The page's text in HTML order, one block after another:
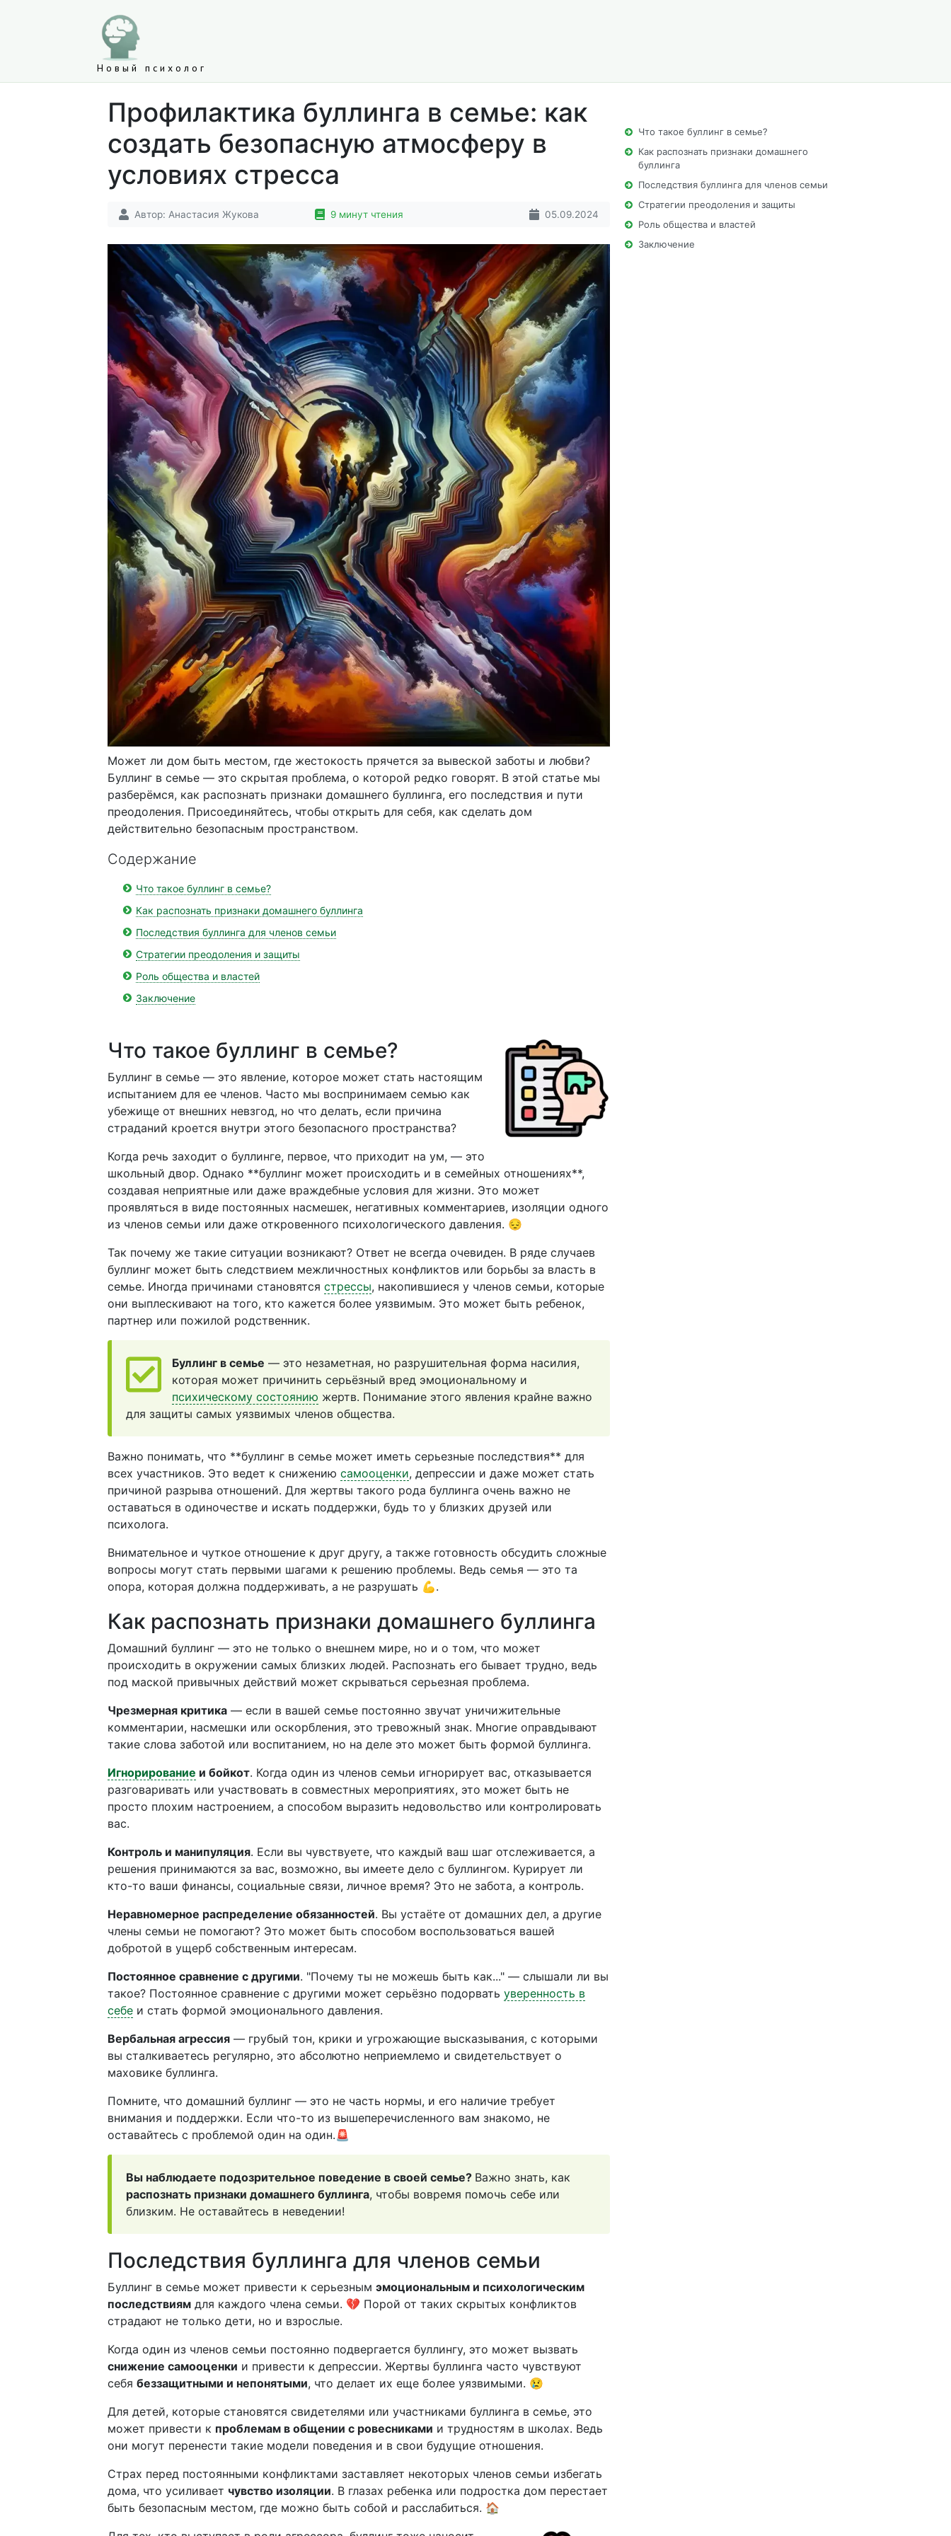
Новый психолог
Профилактика буллинга в семье: как
создать безопасную атмосферу в
условиях стресса
Автор: Анастасия Жукова 9 минут чтения 05.09.2024
Может ли дом быть местом, где жестокость прячется за вывеской заботы и любви?
Буллинг в семье — это скрытая проблема, о которой редко говорят. В этой статье мы
разберёмся, как распознать признаки домашнего буллинга, его последствия и пути
преодоления. Присоединяйтесь, чтобы открыть для себя, как сделать дом
действительно безопасным пространством.
Содержание
Что такое буллинг в семье?
Как распознать признаки домашнего буллинга
Последствия буллинга для членов семьи
Стратегии преодоления и защиты
Роль общества и властей
Заключение
Что такое буллинг в семье?
Буллинг в семье — это явление, которое может стать настоящим
испытанием для ее членов. Часто мы воспринимаем семью как
убежище от внешних невзгод, но что делать, если причина
страданий кроется внутри этого безопасного пространства?
Когда речь заходит о буллинге, первое, что приходит на ум, — это
школьный двор. Однако **буллинг может происходить и в семейных отношениях**,
создавая неприятные или даже враждебные условия для жизни. Это может
проявляться в виде постоянных насмешек, негативных комментариев, изоляции одного
из членов семьи или даже откровенного психологического давления. 😔
Так почему же такие ситуации возникают? Ответ не всегда очевиден. В ряде случаев
буллинг может быть следствием межличностных конфликтов или борьбы за власть в
семье. Иногда причинами становятся стрессы, накопившиеся у членов семьи, которые
они выплескивают на того, кто кажется более уязвимым. Это может быть ребенок,
партнер или пожилой родственник.
Буллинг в семье — это незаметная, но разрушительная форма насилия,
которая может причинить серьёзный вред эмоциональному и
психическому состоянию жертв. Понимание этого явления крайне важно
для защиты самых уязвимых членов общества.
Важно понимать, что **буллинг в семье может иметь серьезные последствия** для
всех участников. Это ведет к снижению самооценки, депрессии и даже может стать
причиной разрыва отношений. Для жертвы такого рода буллинга очень важно не
оставаться в одиночестве и искать поддержки, будь то у близких друзей или
психолога.
Внимательное и чуткое отношение к друг другу, а также готовность обсудить сложные
вопросы могут стать первыми шагами к решению проблемы. Ведь семья — это та
опора, которая должна поддерживать, а не разрушать 💪.
Как распознать признаки домашнего буллинга
Домашний буллинг — это не только о внешнем мире, но и о том, что может
происходить в окружении самых близких людей. Распознать его бывает трудно, ведь
под маской привычных действий может скрываться серьезная проблема.
Чрезмерная критика — если в вашей семье постоянно звучат уничижительные
комментарии, насмешки или оскорбления, это тревожный знак. Многие оправдывают
такие слова заботой или воспитанием, но на деле это может быть формой буллинга.
Игнорирование и бойкот. Когда один из членов семьи игнорирует вас, отказывается
разговаривать или участвовать в совместных мероприятиях, это может быть не
просто плохим настроением, а способом выразить недовольство или контролировать
вас.
Контроль и манипуляция. Если вы чувствуете, что каждый ваш шаг отслеживается, а
решения принимаются за вас, возможно, вы имеете дело с буллингом. Курирует ли
кто-то ваши финансы, социальные связи, личное время? Это не забота, а контроль.
Неравномерное распределение обязанностей. Вы устаёте от домашних дел, а другие
члены семьи не помогают? Это может быть способом воспользоваться вашей
добротой в ущерб собственным интересам.
Постоянное сравнение с другими. "Почему ты не можешь быть как..." — слышали ли вы
такое? Постоянное сравнение с другими может серьёзно подорвать уверенность в
себе и стать формой эмоционального давления.
Вербальная агрессия — грубый тон, крики и угрожающие высказывания, с которыми
вы сталкиваетесь регулярно, это абсолютно неприемлемо и свидетельствует о
маховике буллинга.
Помните, что домашний буллинг — это не часть нормы, и его наличие требует
внимания и поддержки. Если что-то из вышеперечисленного вам знакомо, не
оставайтесь с проблемой один на один.🚨
Вы наблюдаете подозрительное поведение в своей семье? Важно знать, как
распознать признаки домашнего буллинга, чтобы вовремя помочь себе или
близким. Не оставайтесь в неведении!
Последствия буллинга для членов семьи
Буллинг в семье может привести к серьезным эмоциональным и психологическим
последствиям для каждого члена семьи. 💔 Порой от таких скрытых конфликтов
страдают не только дети, но и взрослые.
Когда один из членов семьи постоянно подвергается буллингу, это может вызвать
снижение самооценки и привести к депрессии. Жертвы буллинга часто чувствуют
себя беззащитными и непонятыми, что делает их еще более уязвимыми. 😢
Для детей, которые становятся свидетелями или участниками буллинга в семье, это
может привести к проблемам в общении с ровесниками и трудностям в школах. Ведь
они могут перенести такие модели поведения и в свои будущие отношения.
Страх перед постоянными конфликтами заставляет некоторых членов семьи избегать
дома, что усиливает чувство изоляции. В глазах ребенка или подростка дом перестает
быть безопасным местом, где можно быть собой и расслабиться. 🏠
Что такое буллинг в семье?
Как распознать признаки домашнего
буллинга
Последствия буллинга для членов семьи
Стратегии преодоления и защиты
Роль общества и властей
Заключение